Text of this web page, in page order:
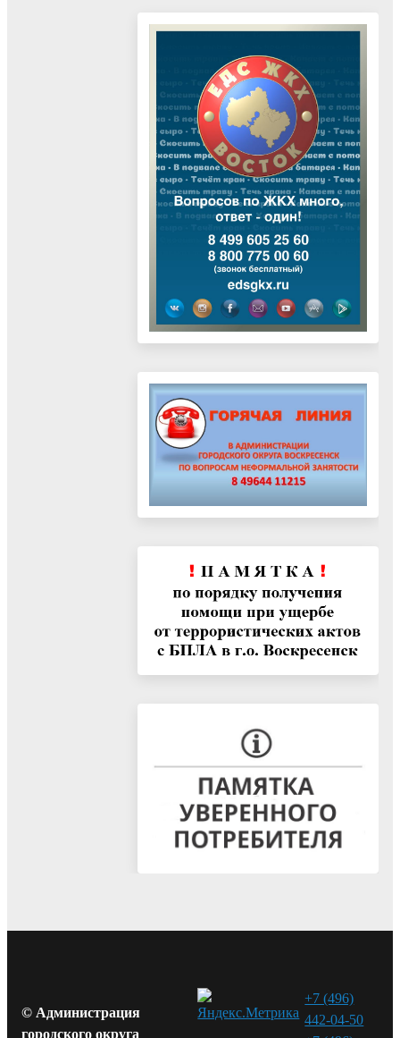
© Администрация
городского округа
+7 (496)
442-04-50